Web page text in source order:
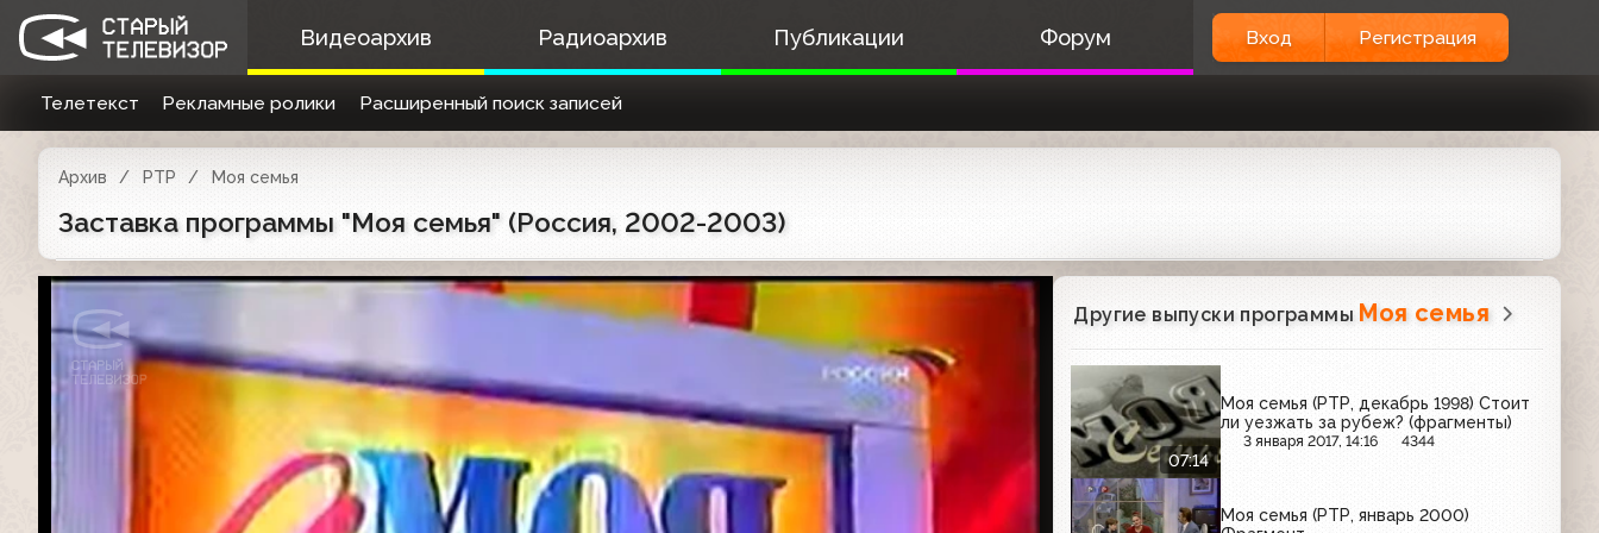
Видеоархив Радиоархив Публикации Форум Вход Регистрация
Телетекст Рекламные ролики Расширенный поиск записей
Архив РТР Моя семья
Заставка программы "Моя семья" (Россия, 2002-2003)
Другие выпуски программы Моя семья
07:14
Моя семья (РТР, декабрь 1998) Стоит
ли уезжать за рубеж? (фрагменты)
3 января 2017, 14:16 4344
Моя семья (РТР, январь 2000)